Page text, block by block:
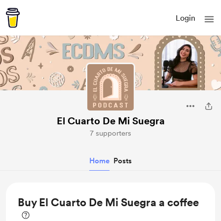
Login
El Cuarto De Mi Suegra
7 supporters
Home Posts
Buy El Cuarto De Mi Suegra a coffee